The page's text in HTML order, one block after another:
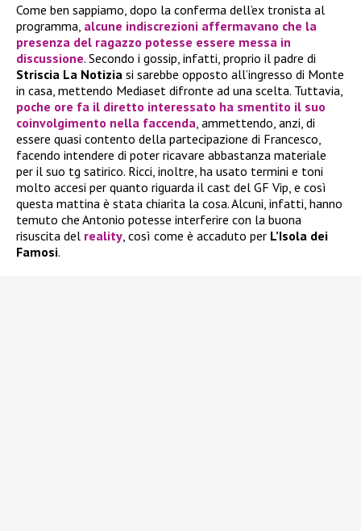
Come ben sappiamo, dopo la conferma dell’ex tronista al
programma, alcune indiscrezioni affermavano che la
presenza del ragazzo potesse essere messa in
discussione. Secondo i gossip, infatti, proprio il padre di
Striscia La Notizia si sarebbe opposto all’ingresso di Monte
in casa, mettendo Mediaset difronte ad una scelta. Tuttavia,
poche ore fa il diretto interessato ha smentito il suo
coinvolgimento nella faccenda , ammettendo, anzi, di
essere quasi contento della partecipazione di Francesco,
facendo intendere di poter ricavare abbastanza materiale
per il suo tg satirico. Ricci, inoltre, ha usato termini e toni
molto accesi per quanto riguarda il cast del GF Vip, e così
questa mattina è stata chiarita la cosa. Alcuni, infatti, hanno
temuto che Antonio potesse interferire con la buona
risuscita del reality , così come è accaduto per L’Isola dei
Famosi.